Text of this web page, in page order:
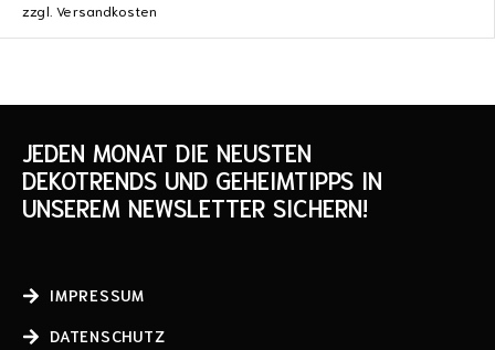
zzgl.Versandkosten
JEDEN MONAT DIE NEUSTEN
DEKOTRENDS UND GEHEIMTIPPS IN
UNSEREM NEWSLETTER SICHERN!
IMPRESSUM
DATENSCHUTZ